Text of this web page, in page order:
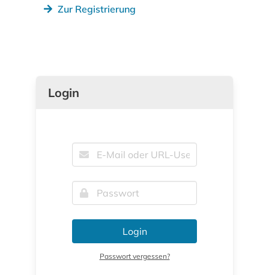
Zur Registrierung
Login
Login
Passwort vergessen?